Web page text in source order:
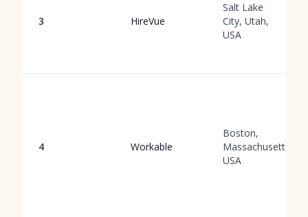
3 HireVue
Salt Lake
City, Utah,
USA
4 Workable
Boston,
Massachusetts,
USA